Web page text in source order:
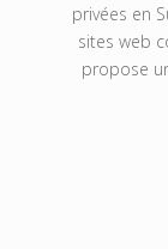
privées en
sites web
propose